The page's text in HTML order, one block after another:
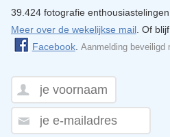
39.424 fotografie
Meer over de wekelijkse mail. Of
Facebook. Aanmelding beveiligd